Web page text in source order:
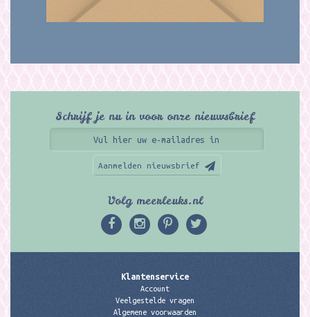
Schrijf je nu in voor onze nieuwsbrief
Aanmelden nieuwsbrief
Volg meerleuks.nl
Klantenservice
Account
Veelgestelde vragen
Algemene voorwaarden